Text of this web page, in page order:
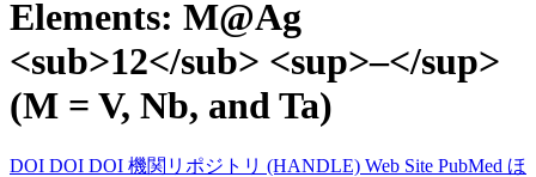
Elements: M@Ag
<sub>12</sub> <sup>–</sup>
(M = V, Nb, and Ta)
DOI DOI DOI 機関リポジトリ (HANDLE) Web Site PubMed ほ